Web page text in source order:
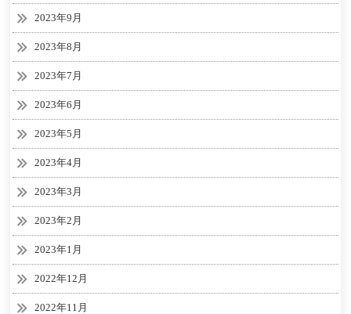
2023年9月
2023年8月
2023年7月
2023年6月
2023年5月
2023年4月
2023年3月
2023年2月
2023年1月
2022年12月
2022年11月